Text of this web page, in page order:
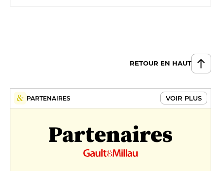
RETOUR EN HAUT
PARTENAIRES VOIR PLUS
Partenaires